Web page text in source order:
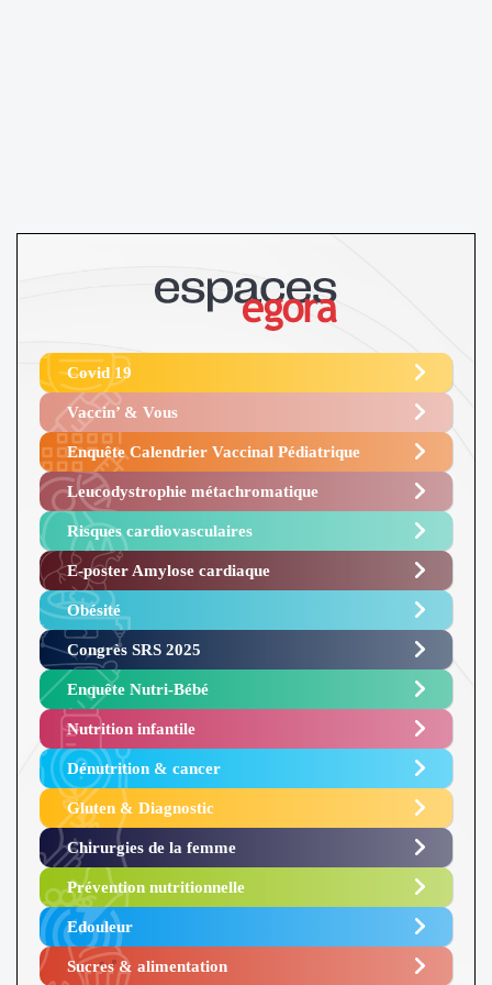
Covid 19
Vaccin’ & Vous
Enquête Calendrier Vaccinal Pédiatrique
Leucodystrophie métachromatique
Risques cardiovasculaires
E-poster Amylose cardiaque ​
Obésité ​
Congrès SRS 2025 ​
Enquête Nutri-Bébé ​
Nutrition infantile
Dénutrition & cancer
Gluten & Diagnostic
Chirurgies de la femme
Prévention nutritionnelle
Edouleur​
Sucres & alimentation​